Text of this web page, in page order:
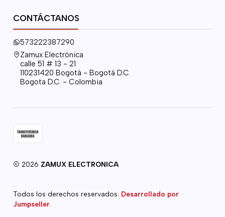
CONTÁCTANOS
573222387290
Zamux Electrónica
calle 51 # 13 - 21
110231420 Bogotá - Bogotá D.C.
Bogota D.C. - Colombia
2026 ZAMUX ELECTRONICA
Todos los derechos reservados. Desarrollado por
Jumpseller